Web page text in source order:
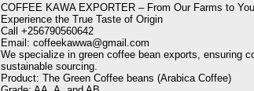
COFFEE KAWA EXPORTER – From Our Farms to
Experience the True Taste of Origin
Call +256790560642
Email: coffeekawwa@gmail.com
We specialize in green coffee bean exports, ensuring
sustainable sourcing.
Product: The Green Coffee beans (Arabica Coffee)